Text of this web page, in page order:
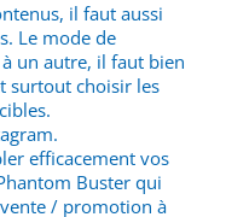
il faut aussi
Le mode de
un autre, il faut bien
surtout choisir les
efficacement vos
Buster qui
vente / promotion à